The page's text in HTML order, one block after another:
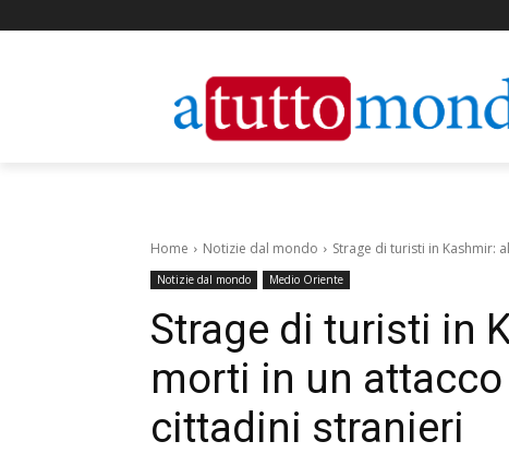
Home Notizie dal mondo Strage di turisti in Kashmir:
Notizie dal mondo Medio Oriente
Strage di turisti in
morti in un
cittadini stranieri